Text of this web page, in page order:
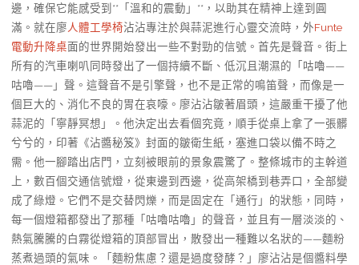
邊，確保它能感受到**「溫和的震動」**，以助其在精神上達到圓
滿。就在廖人體工學椅沾沾專注於與蒜泥進行心靈交流時，外Funte
電動升降桌面的世界開始發出一些不對勁的信號。首先是聲音。街上
所有的汽車喇叭同時發出了一個持續不斷、低沉且潮濕的「咕嚕——
咕嚕——」聲。這聲音不是引擎聲，也不是正常的鳴笛聲，而像是一
個巨大的、消化不良的胃在哀嚎。廖沾沾皺著眉頭，這嚴重干擾了他
蒜泥的「寧靜冥想」。他決定出去看個究竟，順手從桌上拿了一張髒
兮兮的，印著《沾醬秘笈》封面的皺衛生紙，塞進口袋以備不時之
需。他一腳踏出店門，立刻被眼前的景象震驚了。整條城市的主幹道
上，數百個交通信號燈，從東邊到西邊，從高架橋到巷弄口，全部變
成了綠燈。它們不是交替閃爍，而是固定在「通行」的狀態，同時，
每一個燈箱都發出了那種「咕嚕咕嚕」的聲音，並且有一層淡淡的、
熱氣騰騰的白霧從燈箱的頂部冒出，散發出一種難以名狀的——麵粉
蒸煮過頭的氣味。「麵粉焦慮？還是過度發酵？」廖沾沾是個醬料學